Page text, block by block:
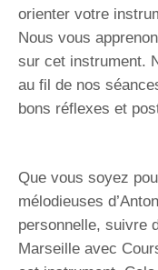
orienter votre
Nous vous
sur cet instrument.
au fil de nos
bons réflexes et
Que vous soyez
mélodieuses
personnelle, suivre
Marseille avec